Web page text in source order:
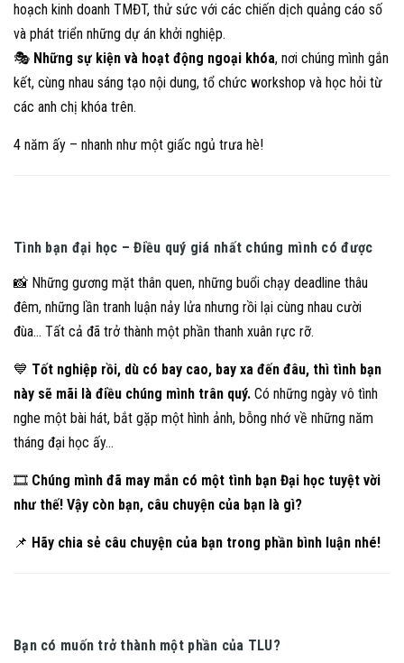
hoạch kinh doanh TMĐT, thử sức với các chiến dịch quảng cáo số
và phát triển những dự án khởi nghiệp.
🎭 Những sự kiện và hoạt động ngoại khóa, nơi chúng mình gắn
kết, cùng nhau sáng tạo nội dung, tổ chức workshop và học hỏi từ
các anh chị khóa trên.
4 năm ấy – nhanh như một giấc ngủ trưa hè!
Tình bạn đại học – Điều quý giá nhất chúng mình có được
📸 Những gương mặt thân quen, những buổi chạy deadline thâu
đêm, những lần tranh luận nảy lửa nhưng rồi lại cùng nhau cười
đùa… Tất cả đã trở thành một phần thanh xuân rực rỡ.
💙 Tốt nghiệp rồi, dù có bay cao, bay xa đến đâu, thì tình bạn
này sẽ mãi là điều chúng mình trân quý. Có những ngày vô tình
nghe một bài hát, bắt gặp một hình ảnh, bỗng nhớ về những năm
tháng đại học ấy…
🎞 Chúng mình đã may mắn có một tình bạn Đại học tuyệt vời
như thế! Vậy còn bạn, câu chuyện của bạn là gì?
📌 Hãy chia sẻ câu chuyện của bạn trong phần bình luận nhé!
Bạn có muốn trở thành một phần của TLU?